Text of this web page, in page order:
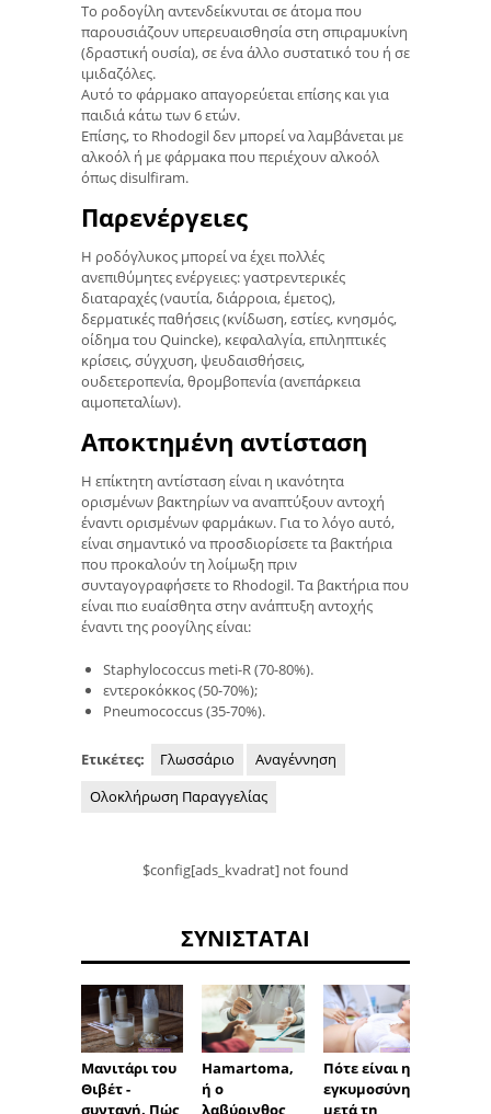
Το ροδογίλη αντενδείκνυται σε άτομα που
παρουσιάζουν υπερευαισθησία στη σπιραμυκίνη
(δραστική ουσία), σε ένα άλλο συστατικό του ή σε
ιμιδαζόλες.
Αυτό το φάρμακο απαγορεύεται επίσης και για
παιδιά κάτω των 6 ετών.
Επίσης, το Rhodogil δεν μπορεί να λαμβάνεται με
αλκοόλ ή με φάρμακα που περιέχουν αλκοόλ
όπως disulfiram.
Παρενέργειες
Η ροδόγλυκος μπορεί να έχει πολλές
ανεπιθύμητες ενέργειες: γαστρεντερικές
διαταραχές (ναυτία, διάρροια, έμετος),
δερματικές παθήσεις (κνίδωση, εστίες, κνησμός,
οίδημα του Quincke), κεφαλαλγία, επιληπτικές
κρίσεις, σύγχυση, ψευδαισθήσεις,
ουδετεροπενία, θρομβοπενία (ανεπάρκεια
αιμοπεταλίων).
Αποκτημένη αντίσταση
Η επίκτητη αντίσταση είναι η ικανότητα
ορισμένων βακτηρίων να αναπτύξουν αντοχή
έναντι ορισμένων φαρμάκων. Για το λόγο αυτό,
είναι σημαντικό να προσδιορίσετε τα βακτήρια
που προκαλούν τη λοίμωξη πριν
συνταγογραφήσετε το Rhodogil. Τα βακτήρια που
είναι πιο ευαίσθητα στην ανάπτυξη αντοχής
έναντι της ροογίλης είναι:
Staphylococcus meti-R (70-80%).
εντεροκόκκος (50-70%);
Pneumococcus (35-70%).
Ετικέτες: Γλωσσάριο
Αναγέννηση
Ολοκλήρωση Παραγγελίας
$config[ads_kvadrat] not found
ΣΥΝΙΣΤΆΤΑΙ
Μανιτάρι του
Θιβέτ -
Hamartoma,
ή ο
Πότε είναι η
εγκυμοσύνη
μετά τη